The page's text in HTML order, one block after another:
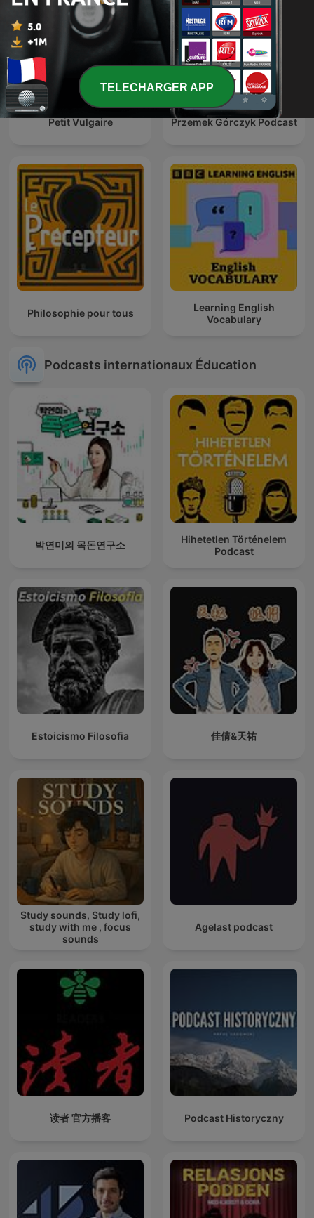
Petit Vulgaire Przemek Górczyk Podcast
Philosophie pour tous
Learning English
Vocabulary
Podcasts internationaux Éducation
박연미의 목돈연구소
Hihetetlen Történelem
Podcast
Estoicismo Filosofia 佳倩&天祐
Study sounds, Study lofi,
study with me , focus
sounds
Agelast podcast
读者 官方播客 Podcast Historyczny
TELECHARGER APP